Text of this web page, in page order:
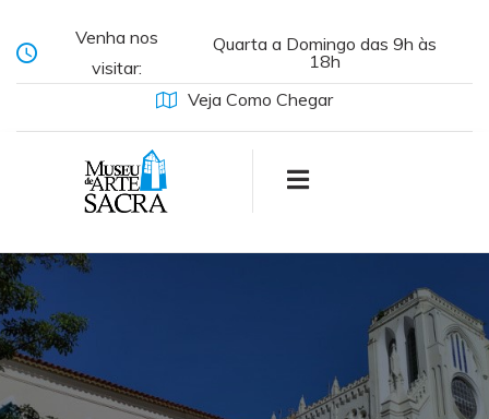
Venha nos
visitar:
Quarta a Domingo das 9h às
18h
Veja Como Chegar